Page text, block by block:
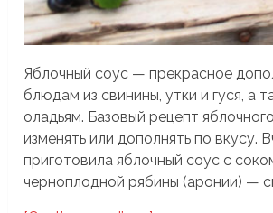
Яблочный соус — прекрасное
блюдам из свинины, утки и гуся, а
оладьям. Базовый рецепт
изменять или дополнять по вкусу.
приготовила яблочный соус с
черноплодной рябины (аронии) —